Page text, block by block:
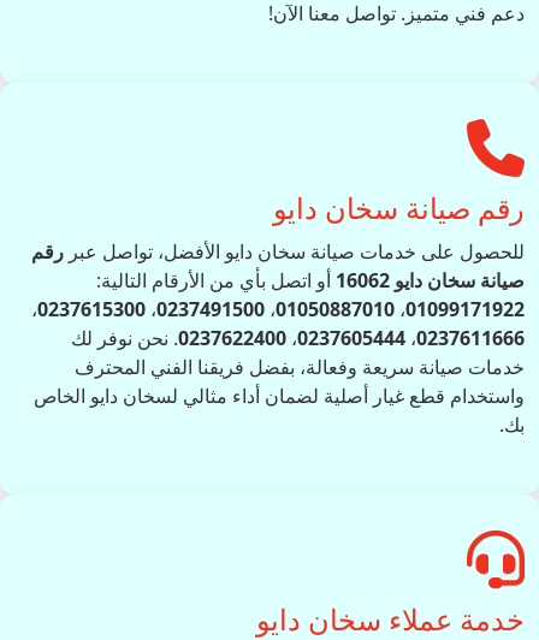
دعم فني متميز. تواصل معنا الآن!
رقم صيانة سخان دايو
للحصول على خدمات صيانة سخان دايو الأفضل، تواصل عبر رقم
صيانة سخان دايو 16062
أو اتصل بأي من الأرقام التالية:
01099171922، 01050887010، 0237491500، 0237615300،
0237611666، 0237605444، 0237622400. نحن نوفر لك
خدمات صيانة سريعة وفعالة، بفضل فريقنا الفني المحترف
واستخدام قطع غيار أصلية لضمان أداء مثالي لسخان دايو الخاص
بك.
خدمة عملاء سخان دايو